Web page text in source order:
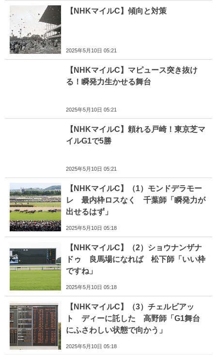
【NHKマイルC】傾向と対策
2025年5月10日 05:21
【NHKマイルC】マピュース突き抜け
る！瞬発力生かせる舞台
2025年5月10日 05:21
【NHKマイルC】頼れる戸崎！東京芝マ
イルG1で5勝
2025年5月10日 05:21
【NHKマイルC】（1）モンドデラモー
レ 最内枠ロスなく 千葉師「瞬発力が
出せるはず」
2025年5月10日 05:18
【NHKマイルC】（2）ショウナンザナ
ドゥ 良馬場になれば 松下師「いい枠
ですね」
2025年5月10日 05:18
【NHKマイルC】（3）チェルビアッ
ト ディーに託した 高野師「G1舞台
にふさわしい状態で向かう」
2025年5月10日 05:18